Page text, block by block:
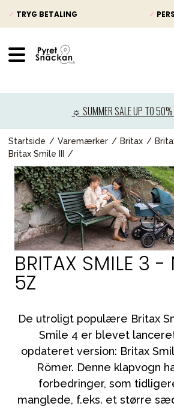
✓ TRYG BETALING ✓
☼ SUMMER SALE UP TO
Startside Varemærker Britax
Britax Smile III
BRITAX SMILE 3 -
5Z
De utroligt populære Britax
Smile 4 er blevet
opdateret version: Britax
Römer. Denne klapvogn
forbedringer, som
manglede, f.eks. et større
Barnevogne
Autostole
Babypakke
Baby
Legetøj og
Mor & Far
Møbler &
Tilbehør
Kampagner
Tips til
Vores
Mærker